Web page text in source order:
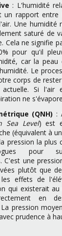
: L'humidité
un rapport
Une humidité
saturé de
Cela ne signifie
pour qu'il
car la
Le
corps de
actuelle. Si l'air
ne
(QNH) :
Sea Level) est
(équivalent à
pression la plus
pour
C'est une
plutôt que
effets de
qui existerait
en
pression
prudence à